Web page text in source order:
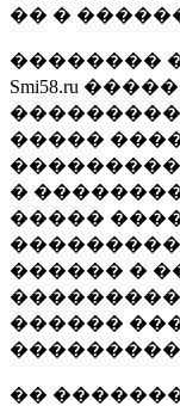
�� �
��������
Smi58.ru
�����
�
�����
������ �
������
��